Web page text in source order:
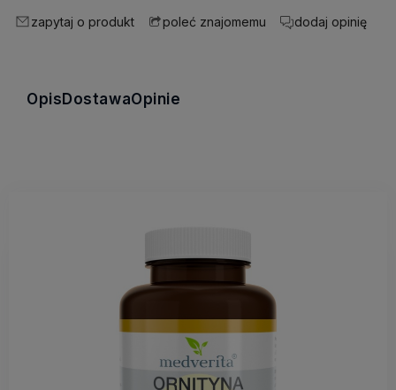
zapytaj o produkt poleć znajomemu dodaj opinię
OpisDostawaOpinie